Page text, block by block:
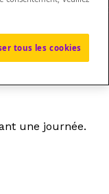
apparaitre
une journée.
tous les cookies